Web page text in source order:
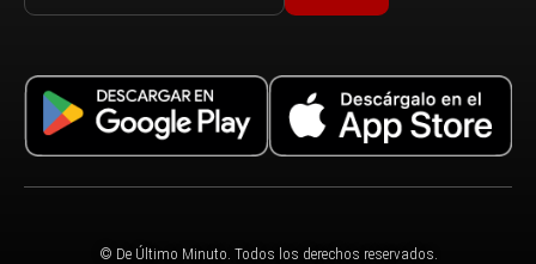
© De Último Minuto. Todos los derechos reservados.